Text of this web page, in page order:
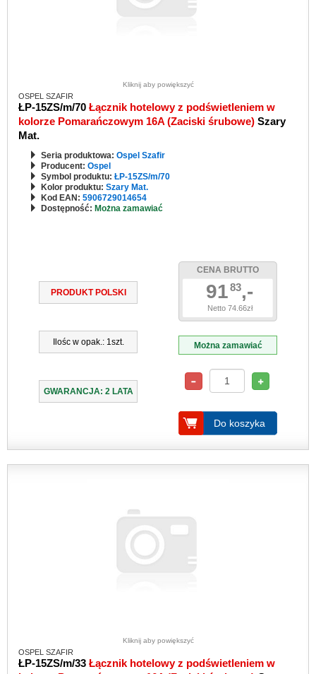
Kliknij aby powiększyć
OSPEL SZAFIR
ŁP-15ZS/m/70 Łącznik hotelowy z podświetleniem w
kolorze Pomarańczowym 16A (Zaciski śrubowe) Szary
Mat.
Seria produktowa: Ospel Szafir
Producent: Ospel
Symbol produktu: ŁP-15ZS/m/70
Kolor produktu: Szary Mat.
Kod EAN: 5906729014654
Dostępność: Można zamawiać
PRODUKT POLSKI
Ilośc w opak.: 1szt.
GWARANCJA: 2 LATA
CENA BRUTTO
9183,-
Netto 74.66zł
Można zamawiać
Do koszyka
Kliknij aby powiększyć
OSPEL SZAFIR
ŁP-15ZS/m/33 Łącznik hotelowy z podświetleniem w